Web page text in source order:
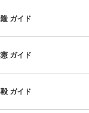
ガイド
ガイド
ガイド